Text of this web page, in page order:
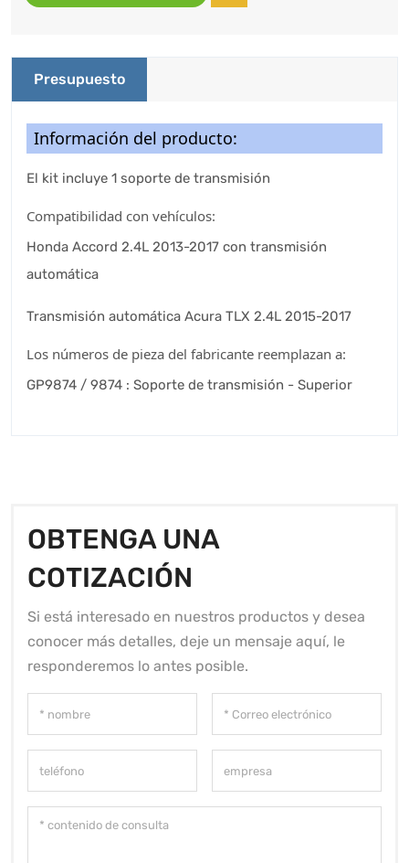
Presupuesto
Información del producto:
El kit incluye 1 soporte de transmisión
Compatibilidad con vehículos:
Honda Accord 2.4L 2013-2017 con transmisión
automática
Transmisión automática Acura TLX 2.4L 2015-2017
Los números de pieza del fabricante reemplazan a:
GP9874 / 9874 : Soporte de transmisión - Superior
OBTENGA UNA
COTIZACIÓN
Si está interesado en nuestros productos y desea
conocer más detalles, deje un mensaje aquí, le
responderemos lo antes posible.